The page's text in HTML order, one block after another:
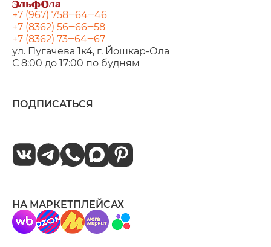
+7 (967) 758‒64‒46
+7 (8362) 56‒66‒58
+7 (8362) 73‒64‒67
ул. Пугачева 1к4, г. Йошкар‑Ола
С 8:00 до 17:00 по будням
ПОДПИСАТЬСЯ
НА МАРКЕТПЛЕЙСАХ